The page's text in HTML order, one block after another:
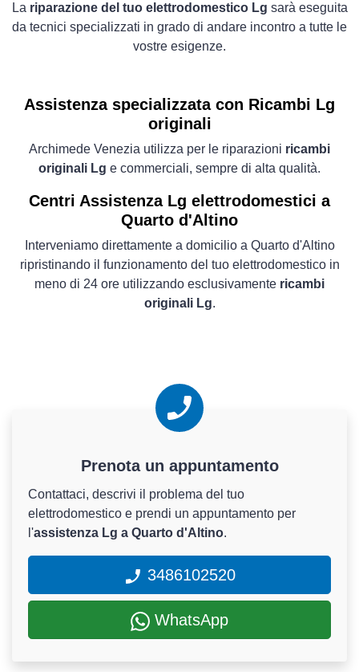
La riparazione del tuo elettrodomestico Lg sarà eseguita
da tecnici specializzati in grado di andare incontro a tutte le
vostre esigenze.
Assistenza specializzata con Ricambi Lg
originali
Archimede Venezia utilizza per le riparazioni ricambi
originali Lg e commerciali, sempre di alta qualità.
Centri Assistenza Lg elettrodomestici a
Quarto d'Altino
Interveniamo direttamente a domicilio a Quarto d'Altino
ripristinando il funzionamento del tuo elettrodomestico in
meno di 24 ore utilizzando esclusivamente ricambi
originali Lg.
Prenota un appuntamento
Contattaci, descrivi il problema del tuo
elettrodomestico e prendi un appuntamento per
l'assistenza Lg a Quarto d'Altino.
3486102520
WhatsApp